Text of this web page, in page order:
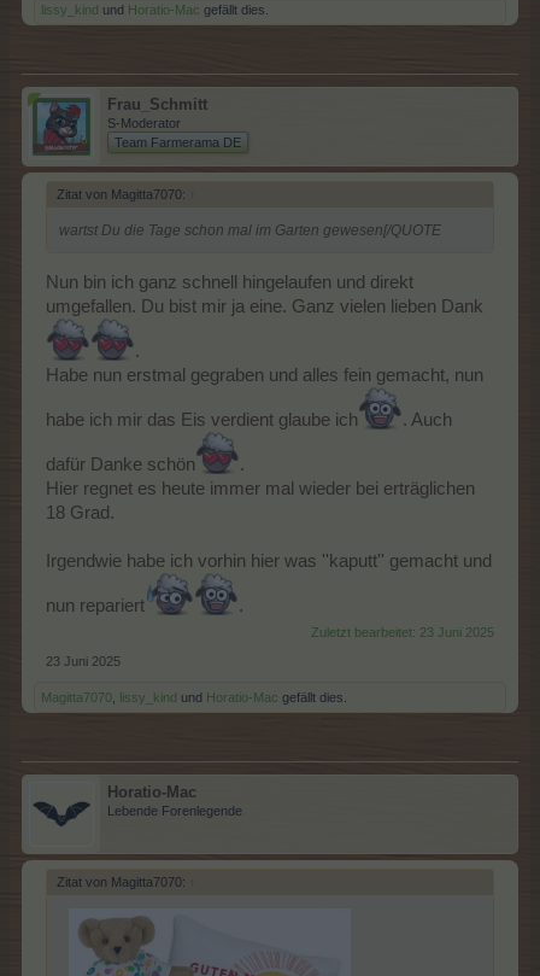
lissy_kind und Horatio-Mac gefällt dies.
Frau_Schmitt
S-Moderator
Team Farmerama DE
Zitat von Magitta7070: ↑
wartst Du die Tage schon mal im Garten gewesen[/QUOTE
Nun bin ich ganz schnell hingelaufen und direkt
umgefallen. Du bist mir ja eine. Ganz vielen lieben Dank
.
Habe nun erstmal gegraben und alles fein gemacht, nun
habe ich mir das Eis verdient glaube ich . Auch
dafür Danke schön
.
Hier regnet es heute immer mal wieder bei erträglichen
18 Grad.
Irgendwie habe ich vorhin hier was ''kaputt'' gemacht und
nun repariert .
Zuletzt bearbeitet: 23 Juni 2025
23 Juni 2025
Magitta7070 lissy_kind und Horatio-Mac gefällt dies.
Horatio-Mac
Lebende Forenlegende
Zitat von Magitta7070: ↑